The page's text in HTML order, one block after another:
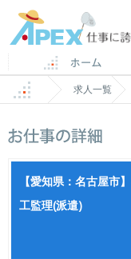
求人一覧
【愛知県：名古屋市
工監理(派遣)